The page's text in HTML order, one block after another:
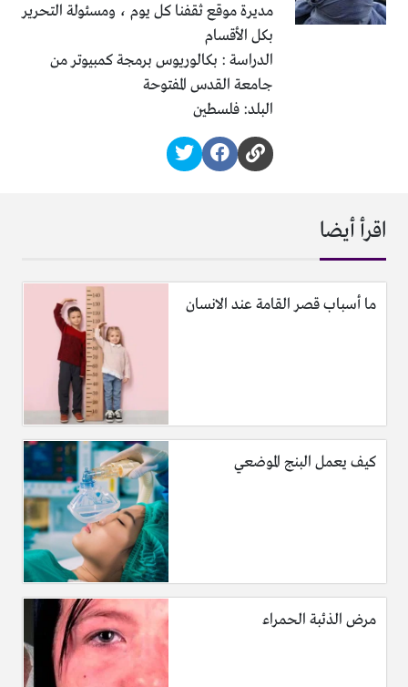
مديرة موقع ثقفنا كل يوم ، ومسئولة التحرير
بكل الأقسام
الدراسة : بكالوريوس برمجة كمبيوتر من
جامعة القدس المفتوحة
البلد: فلسطين
اقرأ أيضا
ما أسباب قصر القامة عند الانسان
كيف يعمل البنج الموضعي
مرض الذئبة الحمراء